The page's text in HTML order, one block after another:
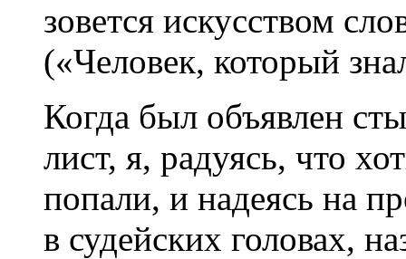
зовется искусством
(«Человек, который
Когда был объявлен
лист, я, радуясь, что
попали, и надеясь на
в судейских головах,